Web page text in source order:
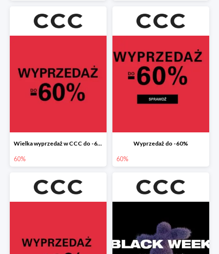
Wielka wyprzedaż w CCC do -60%
60%
Wyprzedaż do -60%
60%